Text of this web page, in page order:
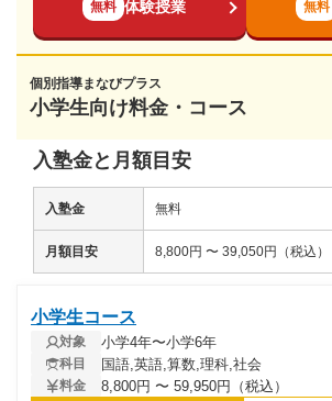
無料 体験授業 無料
個別指導まなびプラス
小学生向け料金・コース
入塾金と月額目安
入塾金 無料
月額目安 8,800円 〜 39,050円（税込）
小学生コース
対象 小学4年〜小学6年
科目 国語,英語,算数,理科,社会
料金
8,800円 〜 59,950円（税込）